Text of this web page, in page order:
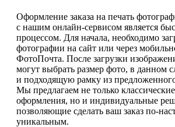
Оформление заказа на печать
с нашим онлайн-сервисом является
процессом. Для начала, необходимо
фотографии на сайт или через
ФотоПочта. После загрузки
могут выбрать размер фото, в данном
и подходящую рамку из
Мы предлагаем не только
оформления, но и индивидуальные
позволяющие сделать ваш заказ по-
уникальным.